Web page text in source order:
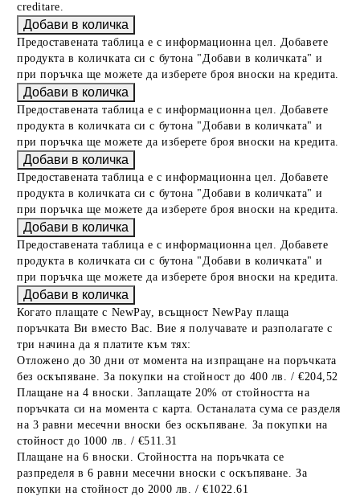
creditare.
Предоставената таблица е с информационна цел. Добавете
продукта в количката си с бутона "Добави в количката" и
при поръчка ще можете да изберете броя вноски на кредита.
Предоставената таблица е с информационна цел. Добавете
продукта в количката си с бутона "Добави в количката" и
при поръчка ще можете да изберете броя вноски на кредита.
Предоставената таблица е с информационна цел. Добавете
продукта в количката си с бутона "Добави в количката" и
при поръчка ще можете да изберете броя вноски на кредита.
Предоставената таблица е с информационна цел. Добавете
продукта в количката си с бутона "Добави в количката" и
при поръчка ще можете да изберете броя вноски на кредита.
Когато плащате с NewPay, всъщност NewPay плаща
поръчката Ви вместо Вас. Вие я получавате и разполагате с
три начина да я платите към тях:
Отложено до 30 дни от момента на изпращане на поръчката
без оскъпяване. За покупки на стойност до 400 лв. / €204,52
Плащане на 4 вноски. Заплащате 20% от стойността на
поръчката си на момента с карта. Останалата сума се разделя
на 3 равни месечни вноски без оскъпяване. За покупки на
стойност до 1000 лв. / €511.31
Плащане на 6 вноски. Стойността на поръчката се
разпределя в 6 равни месечни вноски с оскъпяване. За
покупки на стойност до 2000 лв. / €1022.61